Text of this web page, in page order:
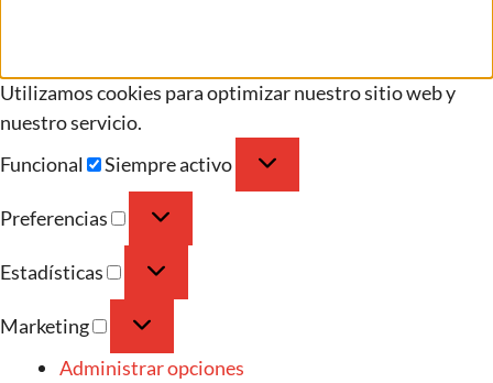
Utilizamos cookies para optimizar nuestro sitio web y
nuestro servicio.
Funcional
Siempre activo
Preferencias
Estadísticas
Marketing
Administrar opciones